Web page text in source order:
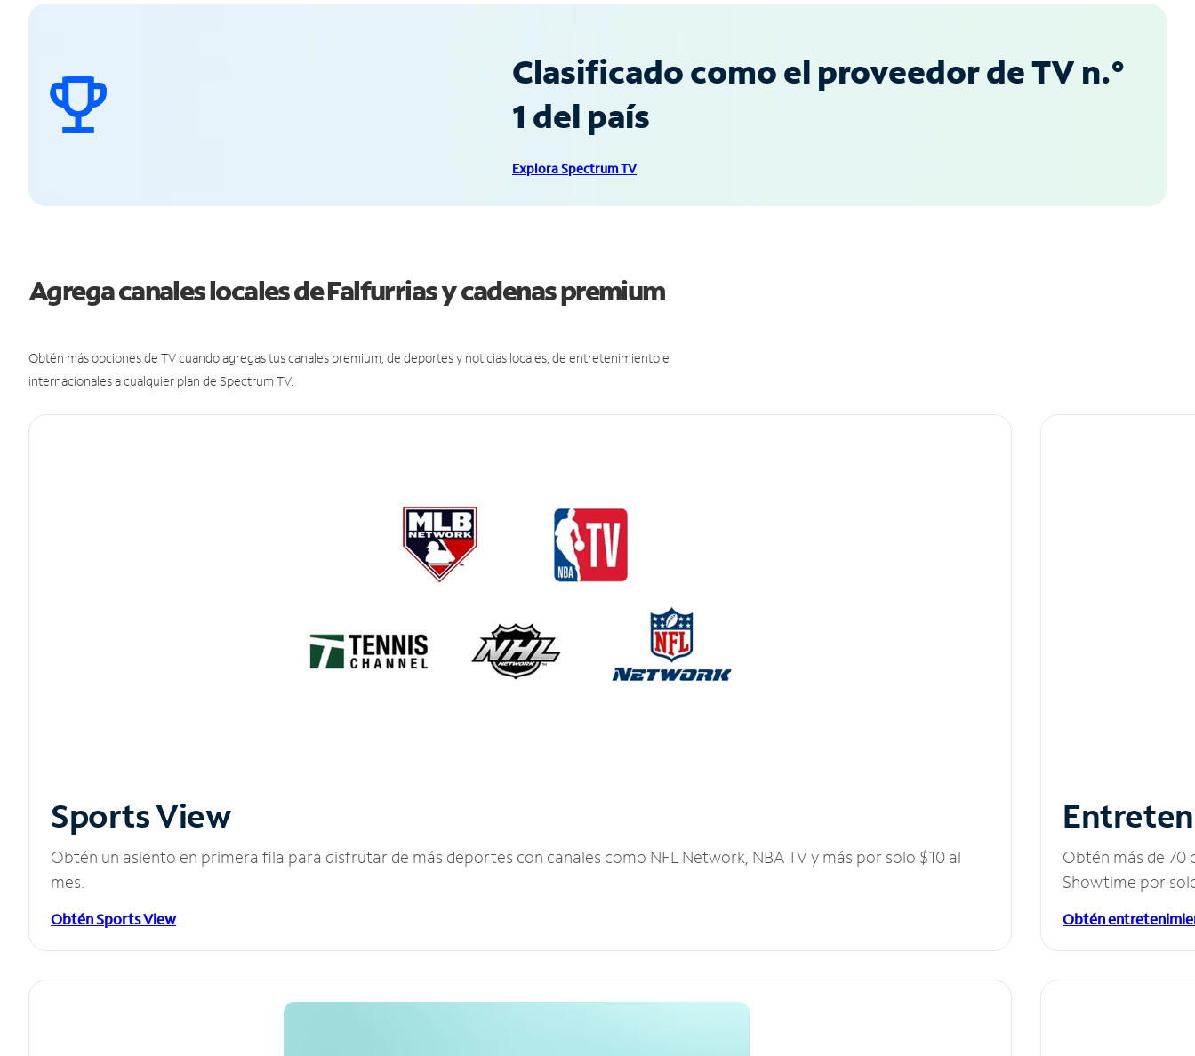
Clasificado como el proveedor de TV n.°
1 del país
Explora Spectrum TV
Agrega canales locales de Falfurrias y cadenas premium
Obtén más opciones de TV cuando agregas tus canales premium, de deportes y noticias locales, de entretenimiento e
internacionales a cualquier plan de Spectrum TV.
Sports View
Obtén un asiento en primera fila para disfrutar de más deportes con canales como NFL Network, NBA TV y más por solo $10 al
mes.
Obtén Sports View
Obtén más de 70
Showtime por
Obtén